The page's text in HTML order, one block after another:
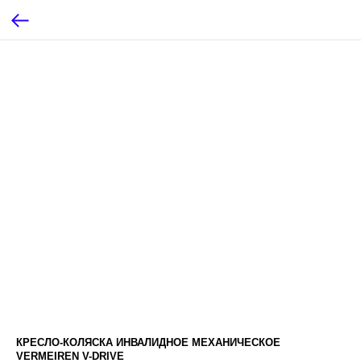
КРЕСЛО-КОЛЯСКА ИНВАЛИДНОЕ МЕХАНИЧЕСКОЕ
VERMEIREN V-DRIVE